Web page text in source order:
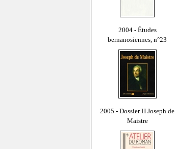
2004 - Études
bernanosiennes, n°23
2005 - Dossier H Joseph de
Maistre